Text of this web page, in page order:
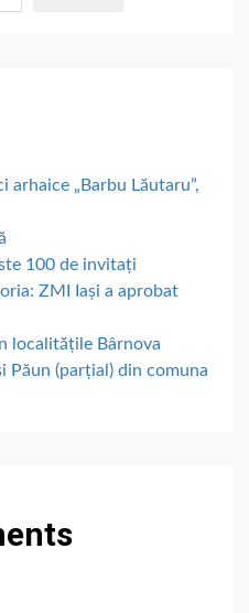
arhaice „Barbu Lăutaru”,
100 de invitați
ZMI Iași a aprobat
localitățile Bârnova
Păun (parțial) din comuna